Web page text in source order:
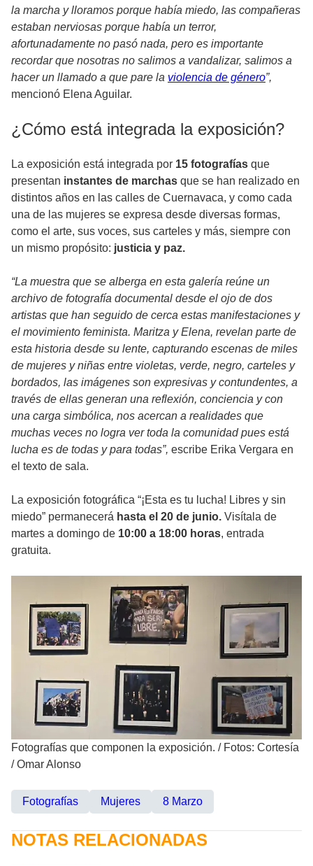
la marcha y lloramos porque había miedo, las compañeras
estaban nerviosas porque había un terror,
afortunadamente no pasó nada, pero es importante
recordar que nosotras no salimos a vandalizar, salimos a
hacer un llamado a que pare la violencia de género”,
mencionó Elena Aguilar.
¿Cómo está integrada la exposición?
La exposición está integrada por 15 fotografías que
presentan instantes de marchas que se han realizado en
distintos años en las calles de Cuernavaca, y como cada
una de las mujeres se expresa desde diversas formas,
como el arte, sus voces, sus carteles y más, siempre con
un mismo propósito: justicia y paz.
“La muestra que se alberga en esta galería reúne un
archivo de fotografía documental desde el ojo de dos
artistas que han seguido de cerca estas manifestaciones y
el movimiento feminista. Maritza y Elena, revelan parte de
esta historia desde su lente, capturando escenas de miles
de mujeres y niñas entre violetas, verde, negro, carteles y
bordados, las imágenes son expresivas y contundentes, a
través de ellas generan una reflexión, conciencia y con
una carga simbólica, nos acercan a realidades que
muchas veces no logra ver toda la comunidad pues está
lucha es de todas y para todas”, escribe Erika Vergara en
el texto de sala.
La exposición fotográfica “¡Esta es tu lucha! Libres y sin
miedo” permanecerá hasta el 20 de junio. Visítala de
martes a domingo de 10:00 a 18:00 horas, entrada
gratuita.
Fotografías que componen la exposición. / Fotos: Cortesía
/ Omar Alonso
Fotografías Mujeres 8 Marzo
NOTAS RELACIONADAS